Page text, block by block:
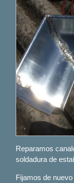
Reparamos
soldadura de
Fijamos de